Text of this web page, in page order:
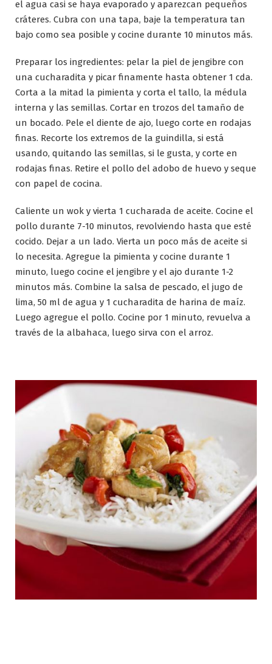
el agua casi se haya evaporado y aparezcan pequeños
cráteres. Cubra con una tapa, baje la temperatura tan
bajo como sea posible y cocine durante 10 minutos más.
Preparar los ingredientes: pelar la piel de jengibre con
una cucharadita y picar finamente hasta obtener 1 cda.
Corta a la mitad la pimienta y corta el tallo, la médula
interna y las semillas. Cortar en trozos del tamaño de
un bocado. Pele el diente de ajo, luego corte en rodajas
finas. Recorte los extremos de la guindilla, si está
usando, quitando las semillas, si le gusta, y corte en
rodajas finas. Retire el pollo del adobo de huevo y seque
con papel de cocina.
Caliente un wok y vierta 1 cucharada de aceite. Cocine el
pollo durante 7-10 minutos, revolviendo hasta que esté
cocido. Dejar a un lado. Vierta un poco más de aceite si
lo necesita. Agregue la pimienta y cocine durante 1
minuto, luego cocine el jengibre y el ajo durante 1-2
minutos más. Combine la salsa de pescado, el jugo de
lima, 50 ml de agua y 1 cucharadita de harina de maíz.
Luego agregue el pollo. Cocine por 1 minuto, revuelva a
través de la albahaca, luego sirva con el arroz.